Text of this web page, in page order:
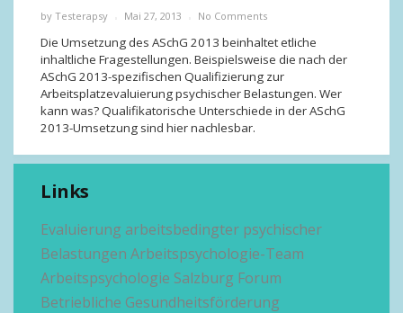
by Testerapsy Mai 27, 2013 No Comments
Die Umsetzung des ASchG 2013 beinhaltet etliche
inhaltliche Fragestellungen. Beispielsweise die nach der
ASchG 2013-spezifischen Qualifizierung zur
Arbeitsplatzevaluierung psychischer Belastungen. Wer
kann was? Qualifikatorische Unterschiede in der ASchG
2013-Umsetzung sind hier nachlesbar.
Links
Evaluierung arbeitsbedingter psychischer
Belastungen Arbeitspsychologie-Team
Arbeitspsychologie Salzburg Forum
Betriebliche Gesundheitsförderung